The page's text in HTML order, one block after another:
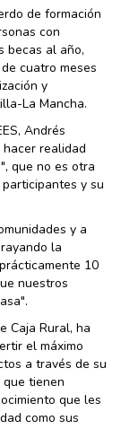
de formación
con
becas al año,
cuatro meses
y
La Mancha.
Andrés
realidad
que no es otra
y su
y a
la
10
nuestros
Caja Rural, ha
el máximo
a través de su
tienen
que les
como sus